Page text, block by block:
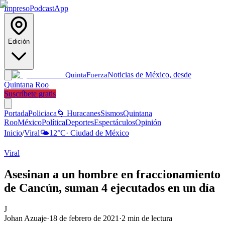
ImpresoPodcastApp
Edición
QuintaFuerzaNoticias de México, desde
Quintana Roo
Suscríbete gratis
PortadaPoliciaca 🌀 HuracanesSismosQuintana
RooMéxicoPolíticaDeportesEspectáculosOpinión
Inicio/Viral🌤️12°C· Ciudad de México
Viral
Asesinan a un hombre en fraccionamiento
de Cancún, suman 4 ejecutados en un día
J
Johan Azuaje·18 de febrero de 2021 ·2 min de lectura